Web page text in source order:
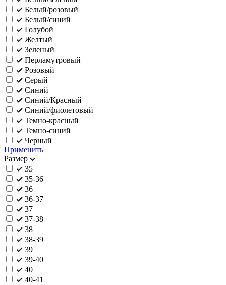
Белый/розовый
Белый/синий
Голубой
Желтый
Зеленый
Перламутровый
Розовый
Серый
Синий
Синий/Красный
Синий/фиолетовый
Темно-красный
Темно-синий
Черный
Применить
Размер
35
35-36
36
36-37
37
37-38
38
38-39
39
39-40
40
40-41